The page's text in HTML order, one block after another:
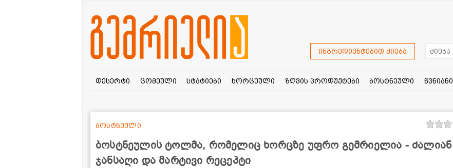
ინგრედიენტებით ძიება
დესერტი ცომეული სტატიები ხორცეული ზღვის პროდუქტები ბოსტნეული წვნიანი
ბოსტნეულის ტოლმა, რომელიც ხორცზე უფრო გემრიელია - ძალიან
ჯანსაღი და მარტივი რეცეპტი
ბოსტნეული